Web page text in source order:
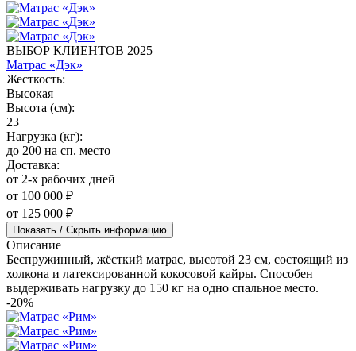
ВЫБОР КЛИЕНТОВ 2025
Матрас «Дэк»
Жесткость:
Высокая
Высота (см):
23
Нагрузка (кг):
до 200 на сп. место
Доставка:
от 2-х рабочих дней
от 100 000 ₽
от 125 000 ₽
Показать / Скрыть информацию
Описание
Беспружинный, жёсткий матрас, высотой 23 см, состоящий из
холкона и латексированной кокосовой кайры. Способен
выдерживать нагрузку до 150 кг на одно спальное место.
-20%